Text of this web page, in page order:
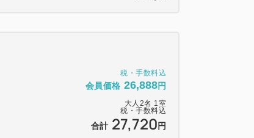
税・手数料込
会員価格 26,888円
大人 2名 1室
税・手数料込
合計 27,720 円